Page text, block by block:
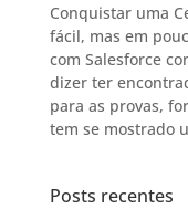
Conquistar uma
fácil, mas em
com Salesforce
dizer ter
para as provas,
tem se mostrado
Posts recentes